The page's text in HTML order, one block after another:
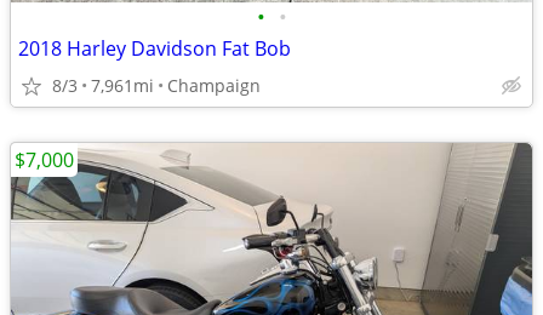
• •
2018 Harley Davidson Fat Bob
8/3 7,961mi Champaign
$7,000